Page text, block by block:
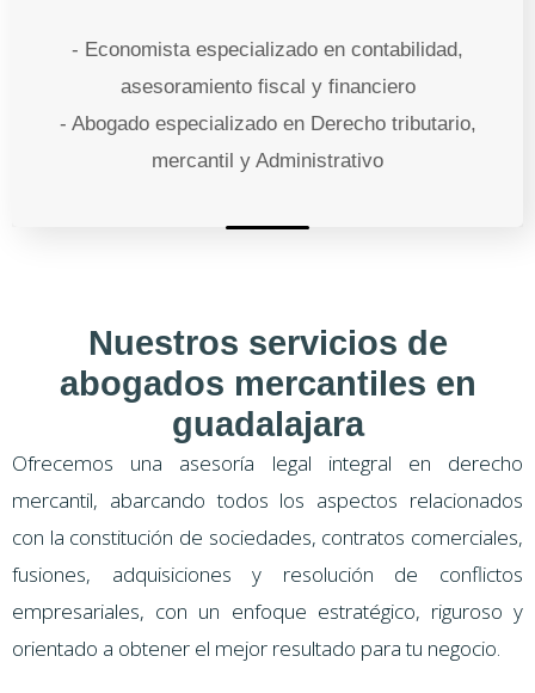
- Economista especializado en contabilidad,
asesoramiento fiscal y financiero
- Abogado especializado en Derecho tributario,
mercantil y Administrativo
Nuestros servicios de
abogados mercantiles en
guadalajara
Ofrecemos una asesoría legal integral en derecho
mercantil, abarcando todos los aspectos relacionados
con la constitución de sociedades, contratos comerciales,
fusiones, adquisiciones y resolución de conflictos
empresariales, con un enfoque estratégico, riguroso y
orientado a obtener el mejor resultado para tu negocio.